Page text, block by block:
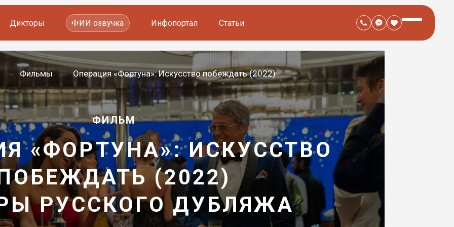
Фильмов и сериалов
Мультфильмов
YouTube каналов
Видеорекламы
Дикторы ИИ озвучка Инфопортал Статьи
Фильмы Операция «Фортуна»: Искусство побеждать (2022)
ФИЛЬМ
«ФОРТУНА»: ИСКУССТВО
(2022)
—
РУССКОГО ДУБЛЯЖА